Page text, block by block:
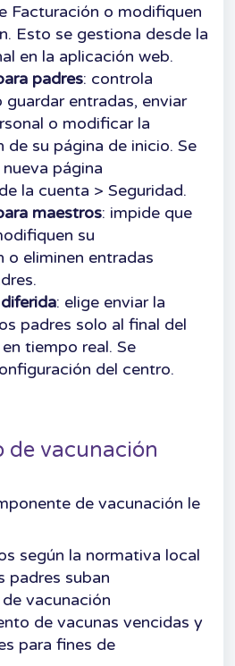
Facturación o modifiquen
Esto se gestiona desde la
en la aplicación web.
padres: controla
entradas, enviar
o modificar la
de su página de inicio. Se
página
la cuenta > Seguridad.
maestros: impide que
su
o eliminen entradas
: elige enviar la
padres solo al final del
tiempo real. Se
del centro.
de vacunación
de vacunación le
según la normativa local
padres suban
vacunación
de vacunas vencidas y
para fines de